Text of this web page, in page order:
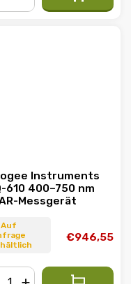
Instruments
610 400–750 nm
Messgerät
€946,55